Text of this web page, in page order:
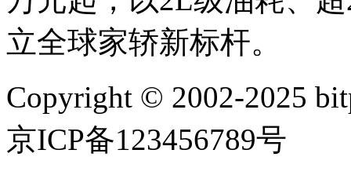
立全球家轿新标杆。
Copyright © 2002-2025
京ICP备123456789号